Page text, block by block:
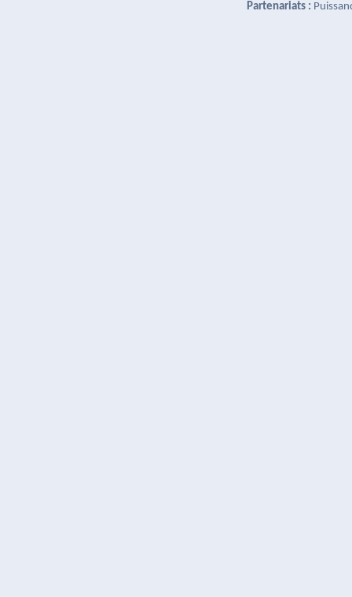
Partenariats :